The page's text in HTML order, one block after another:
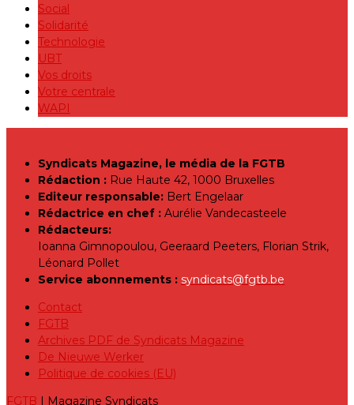
Social
Solidarité
Technologie
UBT
Vos droits
Votre centrale
WAPI
Syndicats Magazine, le média de la FGTB
Rédaction : Rue Haute 42, 1000 Bruxelles
Editeur responsable: Bert Engelaar
Rédactrice en chef : Aurélie Vandecasteele
Rédacteurs:
Ioanna Gimnopoulou, Geeraard Peeters, Florian Strik,
Léonard Pollet
Service abonnements : syndicats@fgtb.be
Contact
FGTB
Archives PDF de Syndicats Magazine
De Nieuwe Werker
Politique de cookies (EU)
FGTB | Magazine Syndicats